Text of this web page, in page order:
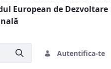
European de Dezvoltare
Autentifica-te